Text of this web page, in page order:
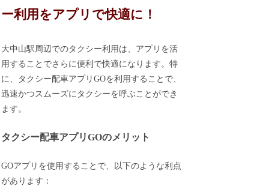
ー利用をアプリで快適に！
大中山駅周辺でのタクシー利用は、アプリを活
用することでさらに便利で快適になります。特
に、タクシー配車アプリGOを利用することで、
迅速かつスムーズにタクシーを呼ぶことができ
ます。
タクシー配車アプリGOのメリット
GOアプリを使用することで、以下のような利点
があります：